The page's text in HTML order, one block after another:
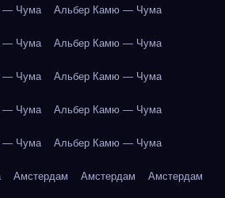
— Чума Альбер Камю — Чума
— Чума Альбер Камю — Чума
— Чума Альбер Камю — Чума
— Чума Альбер Камю — Чума
— Чума Альбер Камю — Чума
Амстердам Амстердам Амстердам